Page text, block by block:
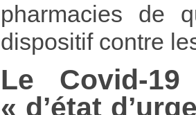
pharmacies de
dispositif contre
Le Covid-
« d’état